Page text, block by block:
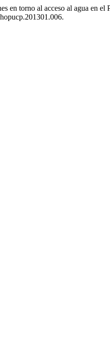
en torno al acceso al agua en